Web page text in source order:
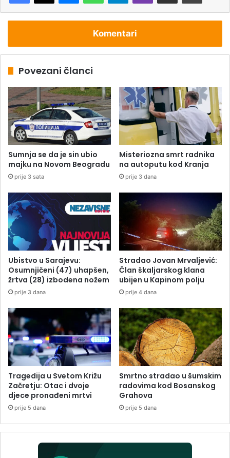
Komentari
Povezani članci
Sumnja se da je sin ubio
majku na Novom Beogradu
prije 3 sata
Misteriozna smrt radnika
na autoputu kod Kranja
prije 3 dana
Ubistvo u Sarajevu:
Osumnjičeni (47) uhapšen,
žrtva (28) izbodena nožem
prije 3 dana
Stradao Jovan Mrvaljević:
Član škaljarskog klana
ubijen u Kapinom polju
prije 4 dana
Tragedija u Svetom Križu
Začretju: Otac i dvoje
djece pronađeni mrtvi
prije 5 dana
Smrtno stradao u šumskim
radovima kod Bosanskog
Grahova
prije 5 dana